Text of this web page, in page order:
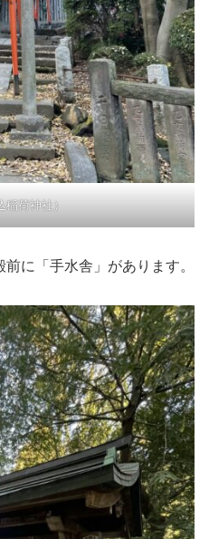
荷神社）
に「手水舎」があります。